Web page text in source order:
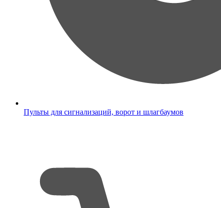
Пульты для сигнализаций, ворот и шлагбаумов